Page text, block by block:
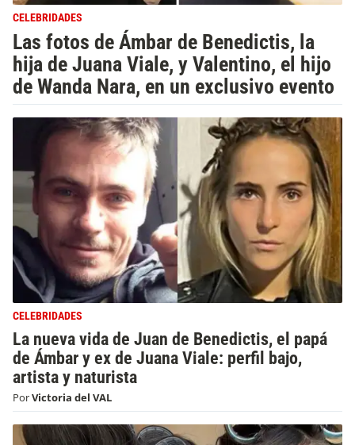
CELEBRIDADES
Las fotos de Ámbar de Benedictis, la
hija de Juana Viale, y Valentino, el hijo
de Wanda Nara, en un exclusivo evento
CELEBRIDADES
La nueva vida de Juan de Benedictis, el papá
de Ámbar y ex de Juana Viale: perfil bajo,
artista y naturista
PorVictoria del VAL